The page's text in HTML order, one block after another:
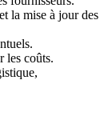
la mise à jour des
les coûts.